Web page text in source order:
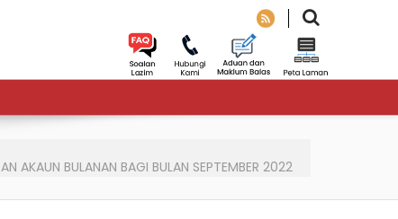
AKAUN BULANAN BAGI BULAN SEPTEMBER 2022